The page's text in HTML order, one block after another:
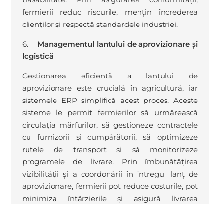
fermierii reduc riscurile, mențin încrederea
clienților și respectă standardele industriei.
6. Managementul lanțului de aprovizionare și
logistică
Gestionarea eficientă a lanțului de
aprovizionare este crucială în agricultură, iar
sistemele ERP simplifică acest proces. Aceste
sisteme le permit fermierilor să urmărească
circulația mărfurilor, să gestioneze contractele
cu furnizorii și cumpărătorii, să optimizeze
rutele de transport și să monitorizeze
programele de livrare. Prin îmbunătățirea
vizibilității și a coordonării în întregul lanț de
aprovizionare, fermierii pot reduce costurile, pot
minimiza întârzierile și asigură livrarea